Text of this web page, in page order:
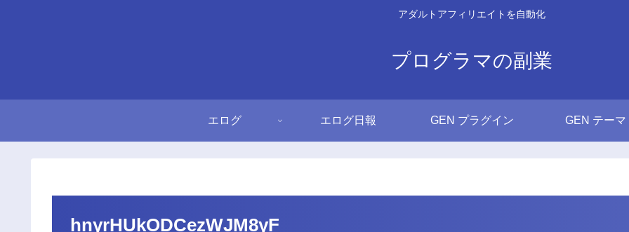
アダルトアフィリエイトを自動化
プログラマの副業
エログ エログ日報 GEN プラグイン GEN テーマ
hnyrHUkODCezWJM8yF